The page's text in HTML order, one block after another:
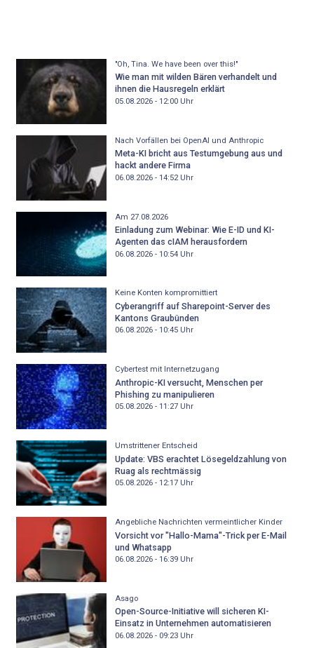
"Oh, Tina. We have been over this!"
Wie man mit wilden Bären verhandelt und
ihnen die Hausregeln erklärt
05.08.2026 - 12:00Uhr
Nach Vorfällen bei OpenAI und Anthropic
Meta-KI bricht aus Testumgebung aus und
hackt andere Firma
06.08.2026 - 14:52Uhr
Am 27.08.2026
Einladung zum Webinar: Wie E-ID und KI-
Agenten das cIAM herausfordern
06.08.2026 - 10:54Uhr
Keine Konten kompromittiert
Cyberangriff auf Sharepoint-Server des
Kantons Graubünden
06.08.2026 - 10:45Uhr
Cybertest mit Internetzugang
Anthropic-KI versucht, Menschen per
Phishing zu manipulieren
05.08.2026 - 11:27Uhr
Umstrittener Entscheid
Update: VBS erachtet Lösegeldzahlung von
Ruag als rechtmässig
05.08.2026 - 12:17Uhr
Angebliche Nachrichten vermeintlicher Kinder
Vorsicht vor "Hallo-Mama"-Trick per E-Mail
und Whatsapp
06.08.2026 - 16:39Uhr
Asago
Open-Source-Initiative will sicheren KI-
Einsatz in Unternehmen automatisieren
06.08.2026 - 09:23Uhr